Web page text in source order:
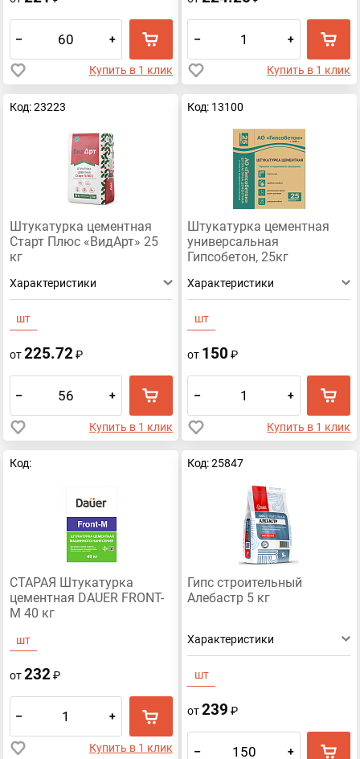
– +
Купить в 1 клик
– +
Купить в 1 клик
Код: 23223
Штукатурка цементная
Старт Плюс «ВидАрт» 25
кг
Характеристики
шт
от225.72₽
– +
Купить в 1 клик
Код: 13100
Штукатурка цементная
универсальная
Гипсобетон, 25кг
Характеристики
шт
от 150 ₽
– +
Купить в 1 клик
Код:
СТАРАЯ Штукатурка
цементная DAUER FRONT-
M 40 кг
шт
от232₽
– +
Купить в 1 клик
Код: 25847
Гипс строительный
Алебастр 5 кг
Характеристики
шт
от239 ₽
– +